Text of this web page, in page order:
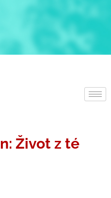
Život z té